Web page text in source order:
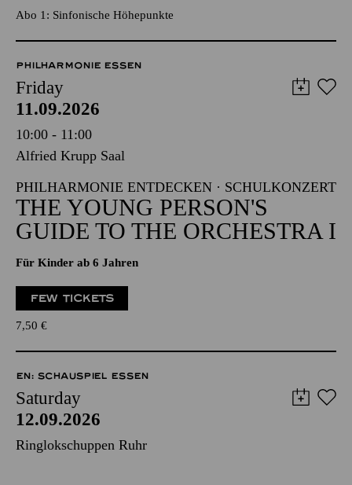
Abo 1: Sinfonische Höhepunkte
PHILHARMONIE ESSEN
Friday
11.09.2026
10:00 - 11:00
Alfried Krupp Saal
PHILHARMONIE ENTDECKEN · SCHULKONZERT
THE YOUNG PERSON'S
GUIDE TO THE ORCHESTRA I
Für Kinder ab 6 Jahren
FEW TICKETS
7,50 €
EN: SCHAUSPIEL ESSEN
Saturday
12.09.2026
Ringlokschuppen Ruhr